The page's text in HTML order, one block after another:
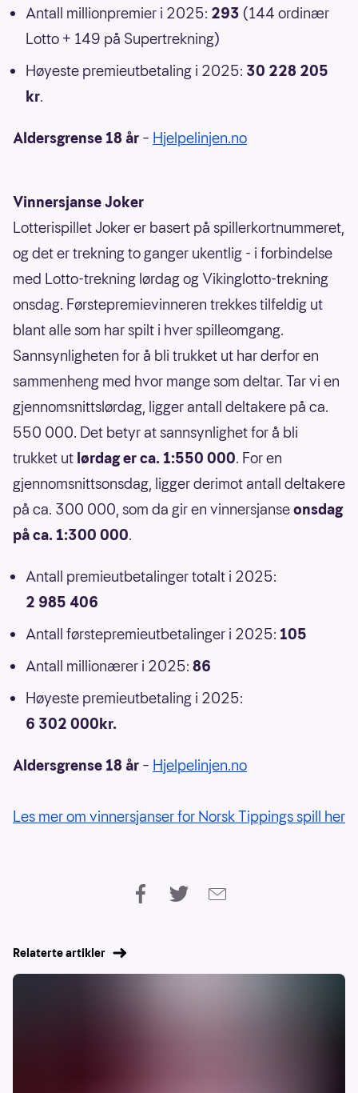
Antall millionpremier i 2025: 293 (144 ordinær
Lotto + 149 på Supertrekning)
Høyeste premieutbetaling i 2025: 30 228 205
kr.
Aldersgrense 18 år – Hjelpelinjen.no
Vinnersjanse Joker
Lotterispillet Joker er basert på spillerkortnummeret,
og det er trekning to ganger ukentlig - i forbindelse
med Lotto-trekning lørdag og Vikinglotto-trekning
onsdag. Førstepremievinneren trekkes tilfeldig ut
blant alle som har spilt i hver spilleomgang.
Sannsynligheten for å bli trukket ut har derfor en
sammenheng med hvor mange som deltar. Tar vi en
gjennomsnittslørdag, ligger antall deltakere på ca.
550 000. Det betyr at sannsynlighet for å bli
trukket ut lørdag er ca. 1:550 000. For en
gjennomsnittsonsdag, ligger derimot antall deltakere
på ca. 300 000, som da gir en vinnersjanseonsdag
på ca. 1:300 000.
Antall premieutbetalinger totalt i 2025:
2 985 406
Antall førstepremieutbetalinger i 2025: 105
Antall millionærer i 2025: 86
Høyeste premieutbetaling i 2025:
6 302 000kr.
Aldersgrense 18 år – Hjelpelinjen.no
Les mer om vinnersjanser for Norsk Tippings spill her
Relaterte artikler